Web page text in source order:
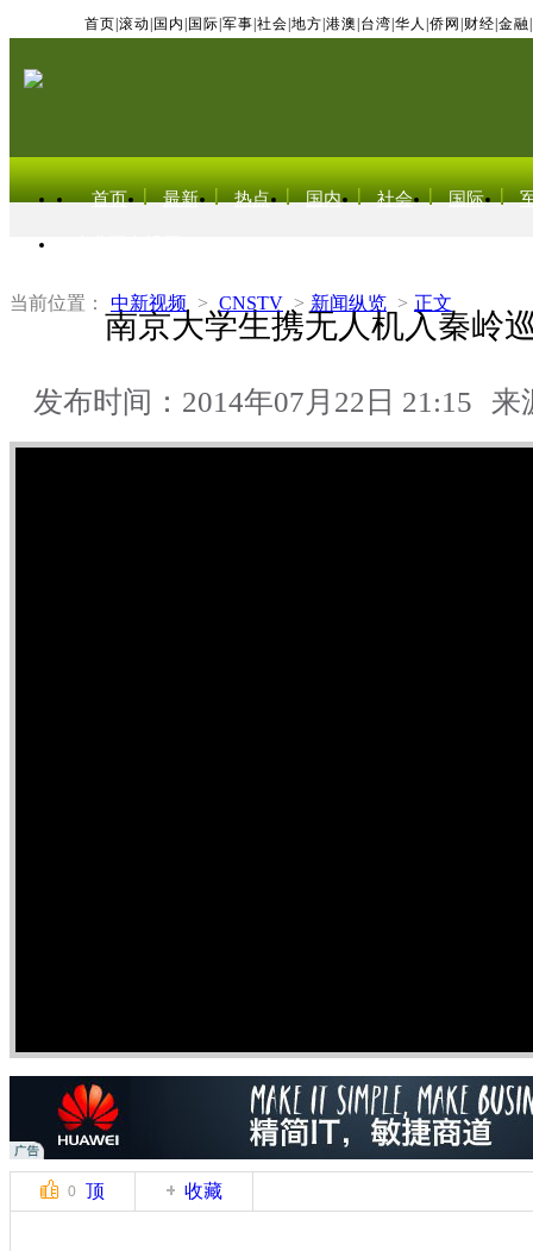
首页 滚动 国内 国际 军事 社会 地方 港澳 台湾 华人 侨网 财经 金融
首页 最新 热点 国内 社会 国际
当前位置： 中新视频 > CNSTV > 新闻纵览 > 正文
南京大学生携无人机入秦岭
发布时间：2014年07月22日 21:15 来
0 顶 收藏